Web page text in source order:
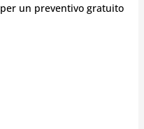
per un preventivo gratuito